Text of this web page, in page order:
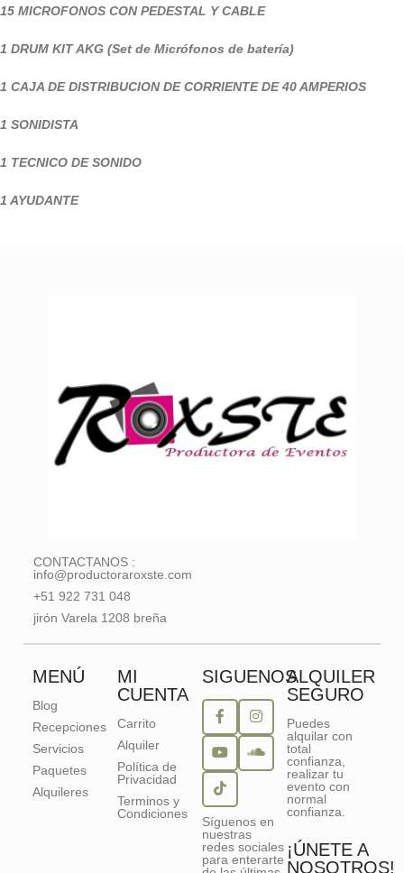
15 MICROFONOS CON PEDESTAL Y CABLE
1 DRUM KIT AKG (Set de Micrófonos de batería)
1 CAJA DE DISTRIBUCION DE CORRIENTE DE 40 AMPERIOS
1 SONIDISTA
1 TECNICO DE SONIDO
1 AYUDANTE
CONTACTANOS :
info@productoraroxste.com
+51 922 731 048
jirón Varela 1208 breña
MENÚ
Blog
Recepciones
Servicios
Paquetes
Alquileres
MI
CUENTA
Carrito
Alquiler
Política de
Privacidad
Terminos y
Condiciones
SIGUENOS
Síguenos en
nuestras
redes sociales
para enterarte
ALQUILER
SEGURO
Puedes
alquilar con
total
confianza,
realizar tu
evento con
normal
confianza.
¡ÚNETE A
NOSOTROS!